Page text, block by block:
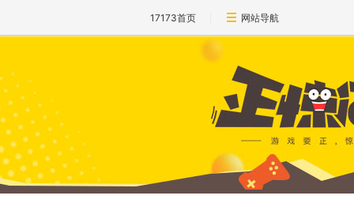
17173首页 网站导航